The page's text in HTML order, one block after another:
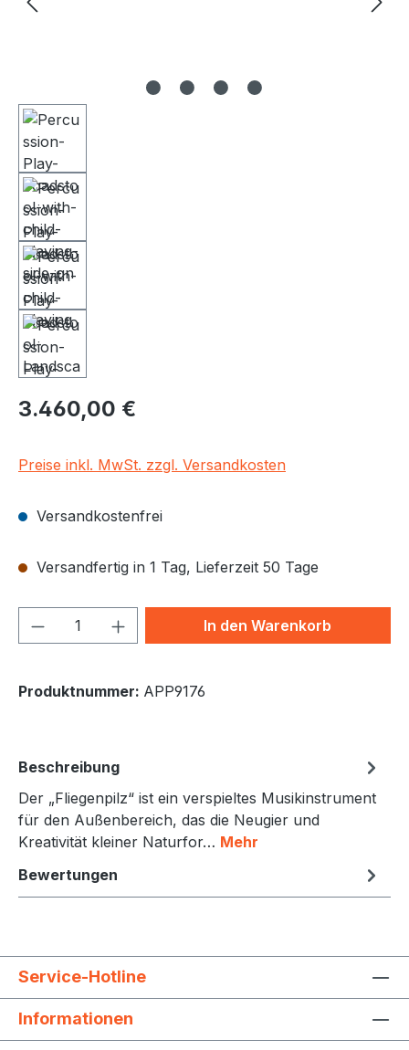
Regulärer Preis:
3.460,00 €
Preise inkl. MwSt. zzgl. Versandkosten
Versandkostenfrei
Versandfertig in 1 Tag, Lieferzeit 50 Tage
Produkt Anzahl: Gib denIn den Warenkorb
Produktnummer: APP9176
Beschreibung
Der „Fliegenpilz“ ist ein verspieltes Musikinstrument
für den Außenbereich, das die Neugier und
Kreativität kleiner Naturfor… Mehr
Bewertungen
Service-Hotline
Informationen